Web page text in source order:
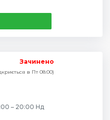
Зачинено
в Пт 08:00)
– 20:00 Нд